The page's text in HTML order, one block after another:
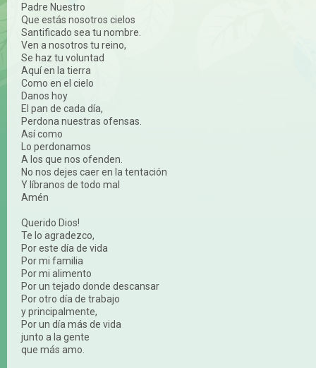
Padre Nuestro
Que estás nosotros cielos
Santificado sea tu nombre.
Ven a nosotros tu reino,
Se haz tu voluntad
Aquí en la tierra
Como en el cielo
Danos hoy
El pan de cada día,
Perdona nuestras ofensas.
Así como
Lo perdonamos
A los que nos ofenden.
No nos dejes caer en la tentación
Y líbranos de todo mal
Amén
Querido Dios!
Te lo agradezco,
Por este día de vida
Por mi familia
Por mi alimento
Por un tejado donde descansar
Por otro día de trabajo
y principalmente,
Por un día más de vida
junto a la gente
que más amo.